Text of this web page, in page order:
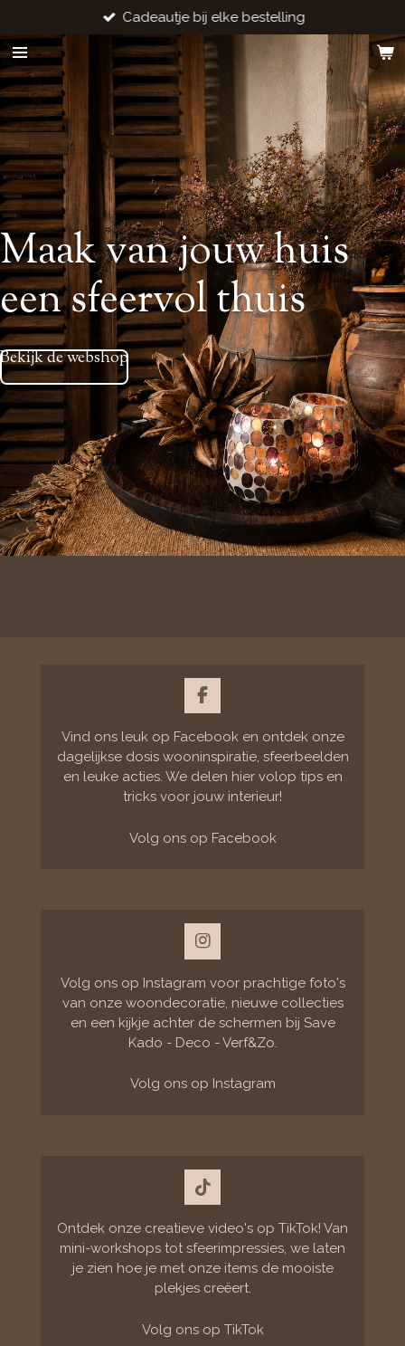
direct
naar
de
hoofdinhoud
Cadeautje bij elke bestelling
Maak van jouw huis
een sfeervol thuis
Bekijk de webshop
F
a
c
e
b
o
o
Vind ons leuk op Facebook en ontdek onze
dagelijkse dosis wooninspiratie, sfeerbeelden
en leuke acties. We delen hier volop tips en
tricks voor jouw interieur!
Volg ons op Facebook
I
n
s
t
g
r
m
Volg ons op Instagram voor prachtige foto's
van onze woondecoratie, nieuwe collecties
en een kijkje achter de schermen bij Save
Kado - Deco - Verf&Zo.
Volg ons op Instagram
T
i
k
T
k
Ontdek onze creatieve video's op TikTok! Van
mini-workshops tot sfeerimpressies, we laten
je zien hoe je met onze items de mooiste
plekjes creëert.
Volg ons op TikTok